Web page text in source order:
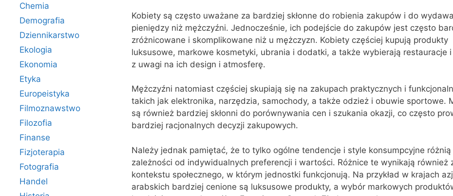
Kobiety są często uważane za bardziej skłonne do robienia zakupów i do
pieniędzy niż mężczyźni. Jednocześnie, ich podejście do zakupów jest często
zróżnicowane i skomplikowane niż u mężczyzn. Kobiety częściej kupują produkty
luksusowe, markowe kosmetyki, ubrania i dodatki, a także wybierają restauracje
z uwagi na ich design i atmosferę.
Mężczyźni natomiast częściej skupiają się na zakupach praktycznych i
takich jak elektronika, narzędzia, samochody, a także odzież i obuwie sportowe.
są również bardziej skłonni do porównywania cen i szukania okazji, co często
bardziej racjonalnych decyzji zakupowych.
Należy jednak pamiętać, że to tylko ogólne tendencje i style konsumpcyjne różnią
zależności od indywidualnych preferencji i wartości. Różnice te wynikają również
kontekstu społecznego, w którym jednostki funkcjonują. Na przykład w krajach
arabskich bardziej cenione są luksusowe produkty, a wybór markowych
Chemia
Demografia
Dziennikarstwo
Ekologia
Ekonomia
Etyka
Europeistyka
Filmoznawstwo
Filozofia
Finanse
Fizjoterapia
Fotografia
Handel